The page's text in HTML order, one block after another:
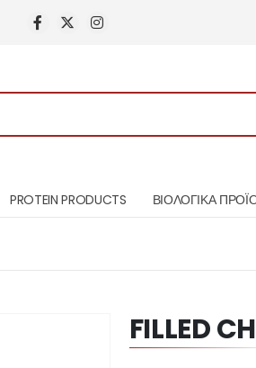
PROTEIN PRODUCTS ΒΙΟΛΟΓΙΚΑ
FILLED